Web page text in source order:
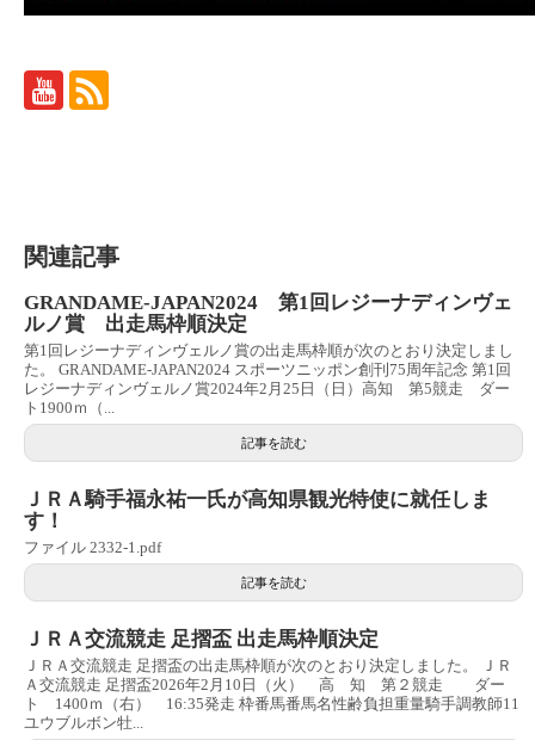
関連記事
GRANDAME-JAPAN2024 第1回レジーナディンヴェ
ルノ賞 出走馬枠順決定
第1回レジーナディンヴェルノ賞の出走馬枠順が次のとおり決定しまし
た。 GRANDAME-JAPAN2024 スポーツニッポン創刊75周年記念 第1回
レジーナディンヴェルノ賞2024年2月25日（日）高知 第5競走 ダー
ト1900ｍ（...
記事を読む
ＪＲＡ騎手福永祐一氏が高知県観光特使に就任しま
す！
ファイル 2332-1.pdf
記事を読む
ＪＲＡ交流競走 足摺盃 出走馬枠順決定
ＪＲＡ交流競走 足摺盃の出走馬枠順が次のとおり決定しました。 ＪＲ
Ａ交流競走 足摺盃2026年2月10日（火） 高 知 第２競走 ダー
ト 1400ｍ（右） 16:35発走 枠番馬番馬名性齢負担重量騎手調教師11
ユウブルボン牡...